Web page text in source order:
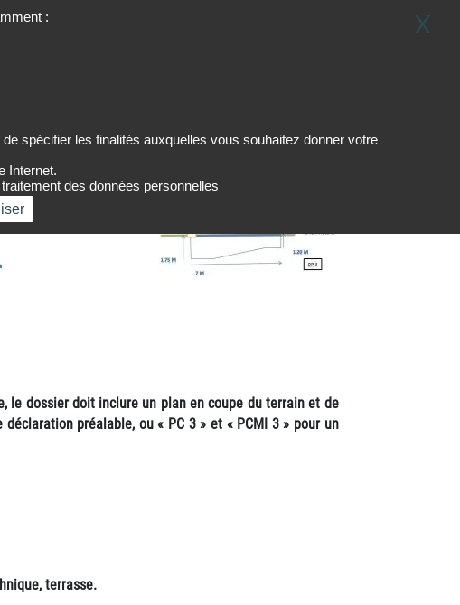
le dossier doit inclure un plan en coupe du terrain et de
déclaration préalable, ou « PC 3» et « PCMI 3» pour un
terrasse.
:
spécifier les finalités auxquelles vous souhaitez donner votre
Internet.
des données personnelles
X